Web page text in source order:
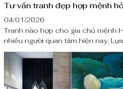
04/01/2026
Tranh nào hợp cho gia chủ mệnh
nhiều người quan tâm hiện nay.